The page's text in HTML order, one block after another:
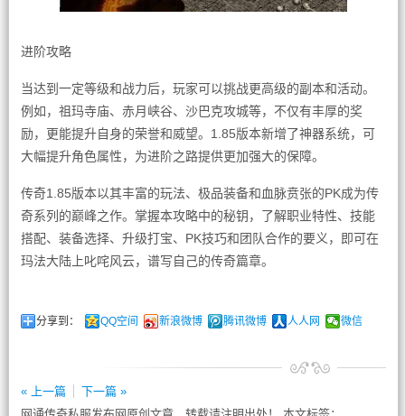
进阶攻略
当达到一定等级和战力后，玩家可以挑战更高级的副本和活动。
例如，祖玛寺庙、赤月峡谷、沙巴克攻城等，不仅有丰厚的奖
励，更能提升自身的荣誉和威望。1.85版本新增了神器系统，可
大幅提升角色属性，为进阶之路提供更加强大的保障。
传奇1.85版本以其丰富的玩法、极品装备和血脉贲张的PK成为传
奇系列的巅峰之作。掌握本攻略中的秘钥，了解职业特性、技能
搭配、装备选择、升级打宝、PK技巧和团队合作的要义，即可在
玛法大陆上叱咤风云，谱写自己的传奇篇章。
分享到： QQ空间 新浪微博 腾讯微博 人人网 微信
« 上一篇
下一篇 »